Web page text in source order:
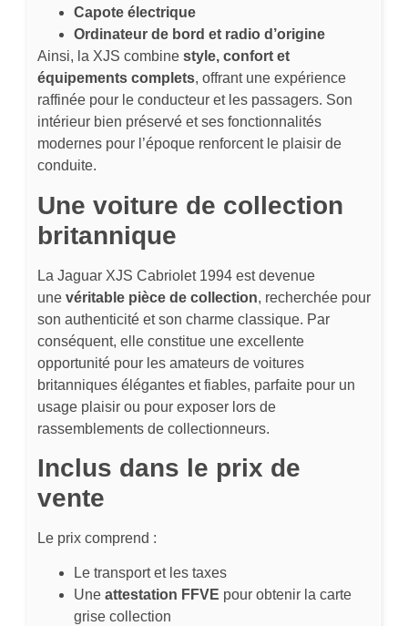
Capote électrique
Ordinateur de bord et radio d’origine
Ainsi, la XJS combine style, confort et
équipements complets, offrant une expérience
raffinée pour le conducteur et les passagers. Son
intérieur bien préservé et ses fonctionnalités
modernes pour l’époque renforcent le plaisir de
conduite.
Une voiture de collection
britannique
La Jaguar XJS Cabriolet 1994 est devenue
une véritable pièce de collection, recherchée pour
son authenticité et son charme classique. Par
conséquent, elle constitue une excellente
opportunité pour les amateurs de voitures
britanniques élégantes et fiables, parfaite pour un
usage plaisir ou pour exposer lors de
rassemblements de collectionneurs.
Inclus dans le prix de
vente
Le prix comprend :
Le transport et les taxes
Une attestation FFVE pour obtenir la carte
grise collection